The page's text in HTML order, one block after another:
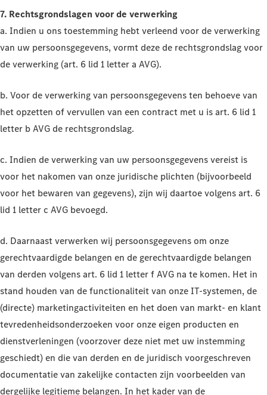
7. Rechtsgrondslagen voor de verwerking
a. Indien u ons toestemming hebt verleend voor de verwerking
van uw persoonsgegevens, vormt deze de rechtsgrondslag voor
de verwerking (art. 6 lid 1 letter a AVG).
b. Voor de verwerking van persoonsgegevens ten behoeve van
het opzetten of vervullen van een contract met u is art. 6 lid 1
letter b AVG de rechtsgrondslag.
c. Indien de verwerking van uw persoonsgegevens vereist is
voor het nakomen van onze juridische plichten (bijvoorbeeld
voor het bewaren van gegevens), zijn wij daartoe volgens art. 6
lid 1 letter c AVG bevoegd.
d. Daarnaast verwerken wij persoonsgegevens om onze
gerechtvaardigde belangen en de gerechtvaardigde belangen
van derden volgens art. 6 lid 1 letter f AVG na te komen. Het in
stand houden van de functionaliteit van onze IT-systemen, de
(directe) marketingactiviteiten en het doen van markt- en klant
tevredenheidsonderzoeken voor onze eigen producten en
dienstverleningen (voorzover deze niet met uw instemming
geschiedt) en die van derden en de juridisch voorgeschreven
documentatie van zakelijke contacten zijn voorbeelden van
dergelijke legitieme belangen. In het kader van de